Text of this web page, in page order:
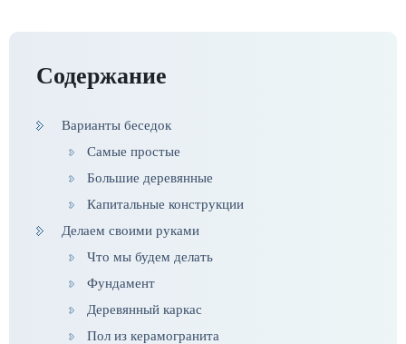
Содержание
Варианты беседок
Самые простые
Большие деревянные
Капитальные конструкции
Делаем своими руками
Что мы будем делать
Фундамент
Деревянный каркас
Пол из керамогранита